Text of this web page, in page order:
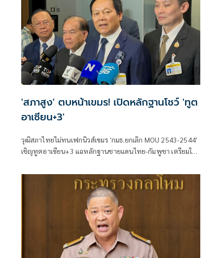
'สภาสูง' ตบหน้าเขมร! เปิดหลักฐานโชว์ 'ทูต
อาเซียน+3'
วุฒิสภาไทยไม่ทนเฟกนิวส์เขมร 'กมธ.ยกเลิก MOU 2543-2544'
เชิญทูตอาเซียน+3 แฉหลักฐานชายแดนไทย-กัมพูชา เตรียมใช้